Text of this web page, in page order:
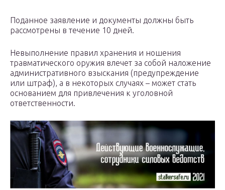
Поданное заявление и документы должны быть
рассмотрены в течение 10 дней.
Невыполнение правил хранения и ношения
травматического оружия влечет за собой наложение
административного взыскания (предупреждение
или штраф), а в некоторых случаях – может стать
основанием для привлечения к уголовной
ответственности.